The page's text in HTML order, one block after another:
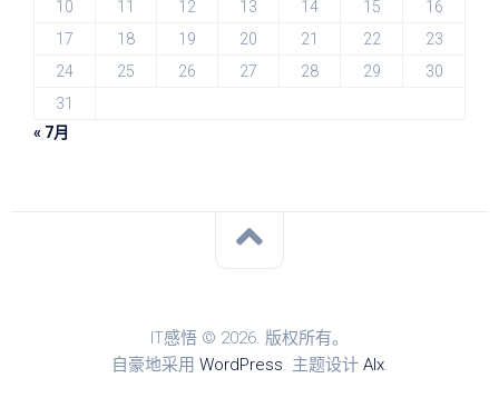
10
11 12 13 14 15
16
17
18 19 20 21 22
23
24
25 26 27 28 29
30
31
« 7月
IT感悟 © 2026. 版权所有。
自豪地采用 WordPress. 主题设计 Alx.